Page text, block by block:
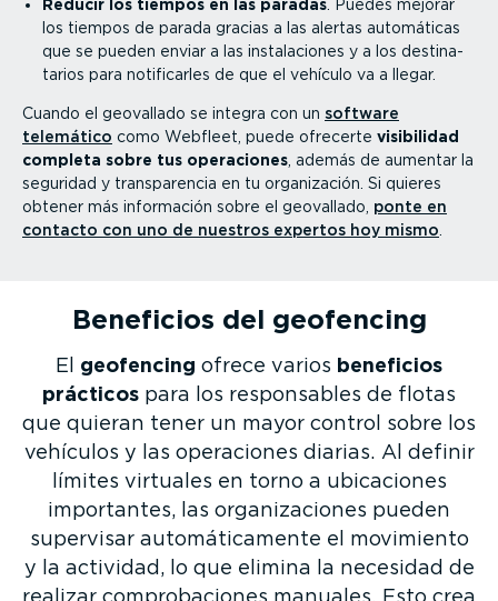
Reducir los tiempos en las paradas. Puedes mejorar
los tiempos de parada gracias a las alertas automáticas
que se pueden enviar a las insta­la­ciones y a los desti­na­
tarios para notifi­carles de que el vehículo va a llegar.
Cuando el geovallado se integra con un software
telemático como Webfleet, puede ofrecerte visibilidad
completa sobre tus operaciones , además de aumentar la
seguridad y trans­pa­rencia en tu organi­zación. Si quieres
obtener más información sobre el geovallado, ponte en
contacto con uno de nuestros expertos hoy mismo
Beneficios del geofencing
El geofencing ofrece varios beneficios
prácticos para los respon­sables de flotas
que quieran tener un mayor control sobre los
vehículos y las operaciones diarias. Al definir
límites virtuales en torno a ubicaciones
importantes, las organi­za­ciones pueden
supervisar automá­ti­ca­mente el movimiento
y la actividad, lo que elimina la necesidad de
realizar compro­ba­ciones manuales. Esto crea